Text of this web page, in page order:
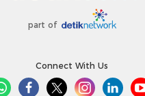
part of
Connect With Us